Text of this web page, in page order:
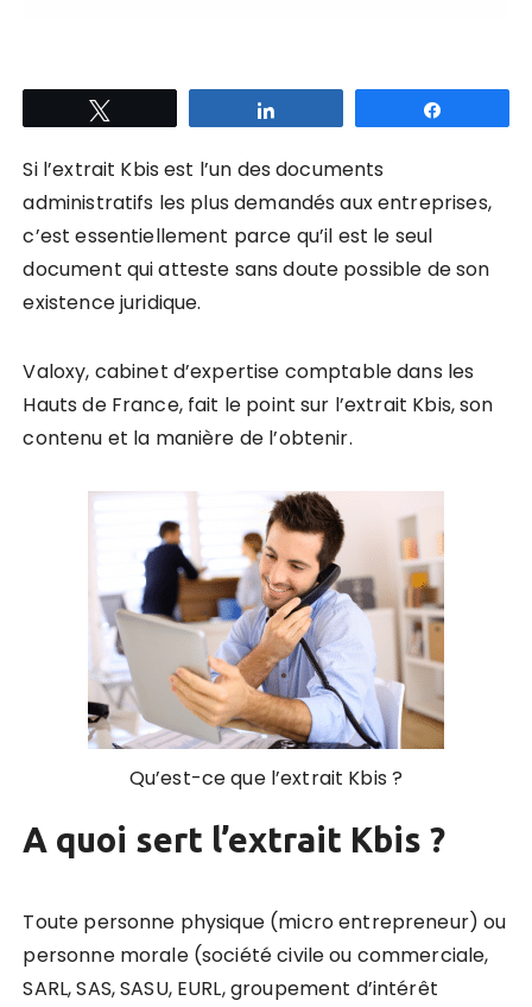
Si l’extrait Kbis est l’un des documents
administratifs les plus demandés aux entreprises,
c’est essentiellement parce qu’il est le seul
document qui atteste sans doute possible de son
existence juridique.
Valoxy, cabinet d’expertise comptable dans les
Hauts de France, fait le point sur l’extrait Kbis, son
contenu et la manière de l’obtenir.
Qu’est-ce que l’extrait Kbis ?
A quoi sert l’extrait Kbis ?
Toute personne physique (micro entrepreneur) ou
personne morale (société civile ou commerciale,
SARL, SAS, SASU, EURL, groupement d’intérêt